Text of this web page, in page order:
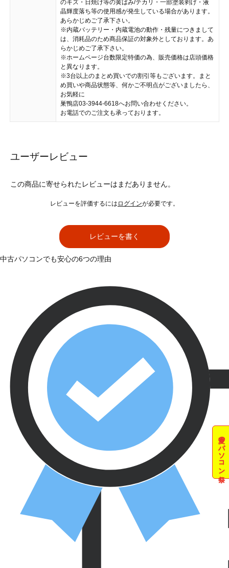
のキズ・日焼け等の黄ばみ/テカリ・一部塗装剥げ・液
晶輝度落ち等の使用感が発生している場合があります。
あらかじめご了承下さい。
※内蔵バッテリー・内蔵電池の動作・残量につきまして
は、消耗品のため商品保証の対象外としております。あ
らかじめご了承下さい。
※ホームページ台数限定特価の為、販売価格は店頭価格
と異なります。
※3台以上のまとめ買いでの割引等もございます。まと
め買いや商品状態等、何かご不明点がございましたら、
お気軽に
巣鴨店03-3944-6618へお問い合わせください。
お電話でのご注文も承っております。
ユーザーレビュー
この商品に寄せられたレビューはまだありません。
レビューを評価するには ログインが必要です。
レビューを書く
夏のパソコン祭
中古パソコンでも安心の6つの理由